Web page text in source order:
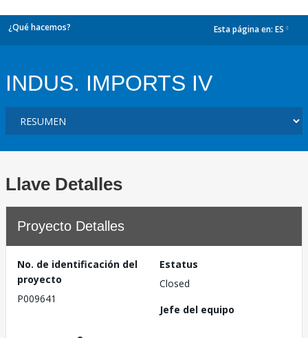
¿Qué hacemos? Esta página en: ES
INDUS. IMPORTS IV
Llave Detalles
Proyecto Detalles
No. de identificación del
proyecto
P009641
Estatus
Closed
Jefe del equipo